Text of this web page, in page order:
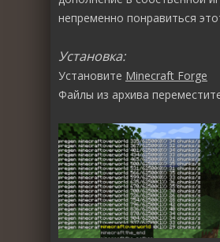
непременно понравиться
Установка:
Установите Minecraft Forge
Файлы из архива